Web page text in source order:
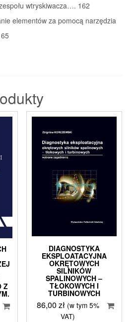
wtryskiwacza…. 162
elementów za pomocą narzędzia
Z
DIAGNOSTYKA
EKSPLOATACYJNA
OKRĘTOWYCH
SILNIKÓW
SPALINOWYCH –
TŁOKOWYCH I
TURBINOWYCH
86,00 zł (w tym 5%
VAT)